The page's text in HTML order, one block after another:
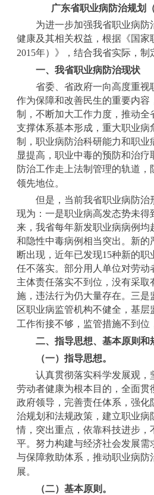
广东省职业病防治规划
为进一步加强我省职业病防
健康及其相关权益，根据《国家
2015年）》，结合我省实际，制
一、我省职业病防治现状
省委、省政府一向高度重视
作为保障和改善民生的重要内容
制，不断加大工作力度，推动全
支撑体系基本形成，重大职业病
制，职业病防治科研能力和职业
显提高，职业中毒的预防和治疗
防治工作走上法制管理的轨道，
领先地位。
但是，当前我省职业病防治
现为：一是职业病高发态势未得
来，我省每年新发职业病病例均
和隐性中毒病例相当突出。新的
断出现，近年已发现15种新的职
任不落实。部分用人单位对劳动
主体责任落实不到位，没有采取
施，违法行为仍大量存在。三是
区职业病监管机构不健全，基层
工作衔接不够，监管措施不到位
二、指导思想、基本原则和
（一）指导思想。
认真贯彻落实科学发展观，
劳动者健康为根本目的，全面贯
政府领导，完善责任体系，强化
治规划和法规政策，建立职业病
情，突出重点，依靠科技进步，
平。努力构建与经济社会发展需
与保障救助体系，推动职业病防
展。
（二）基本原则。